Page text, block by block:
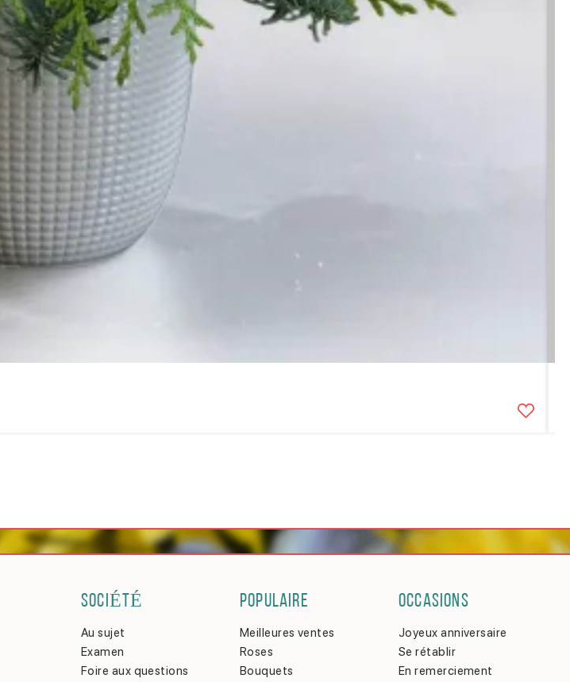
SOCIÉTÉ
Au sujet
Examen
Foire aux questions
POPULAIRE
Meilleures ventes
Roses
Bouquets
OCCASIONS
Joyeux anniversaire
Se rétablir
En remerciement